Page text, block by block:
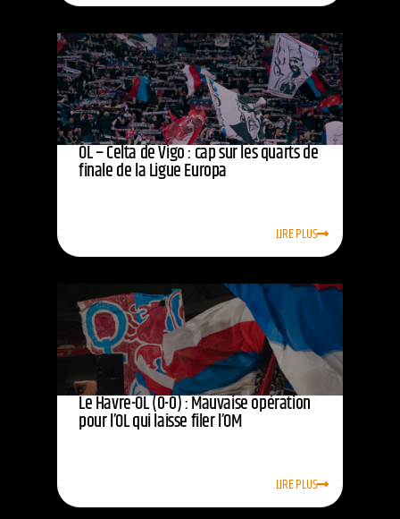
OL – Celta de Vigo : cap sur les quarts de
finale de la Ligue Europa
LIRE PLUS
Le Havre-OL (0-0) : Mauvaise opération
pour l’OL qui laisse filer l’OM
LIRE PLUS